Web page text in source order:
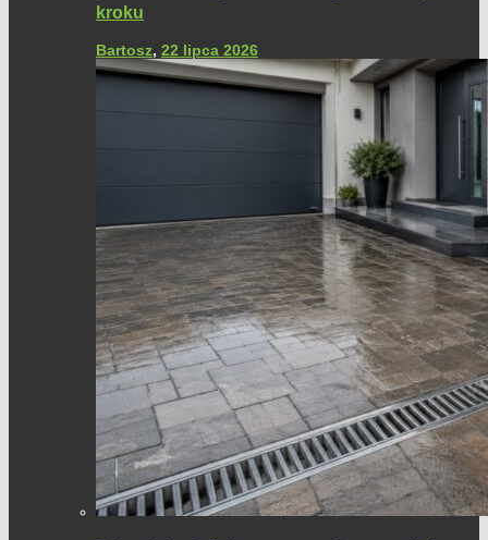
kroku
Bartosz, 22 lipca 2026